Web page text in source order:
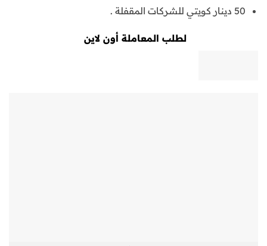
50 دينار كويتي للشركات المقفلة .
لطلب المعاملة أون لاين